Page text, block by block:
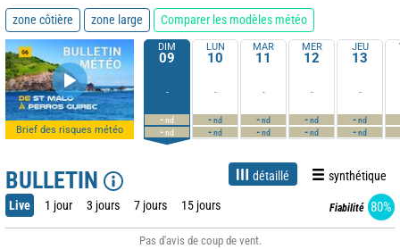
zone côtière zone large Comparer les modèles météo
Brief des risques météo
DIM
09
-
-nd
-nd
LUN
10
-
-nd
-nd
MAR
11
-
-nd
-nd
MER
12
-
-nd
-nd
JEU
13
-
-nd
-nd
BULLETIN détaillé synthétique
Live 1 jour 3 jours 7 jours 15 jours Fiabilité 80%
Pas d'avis de coup de vent.